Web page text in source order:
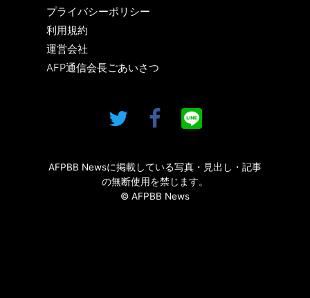
プライバシーポリシー
利用規約
運営会社
AFP通信会長ごあいさつ
AFPBB Newsに掲載している写真・見出し・記事
の無断使用を禁じます。
© AFPBB News